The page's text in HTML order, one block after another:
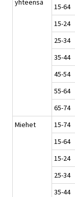
yhteensä
15-64
15-24
25-34
35-44
45-54
55-64
65-74
Miehet
15-74
15-64
15-24
25-34
35-44